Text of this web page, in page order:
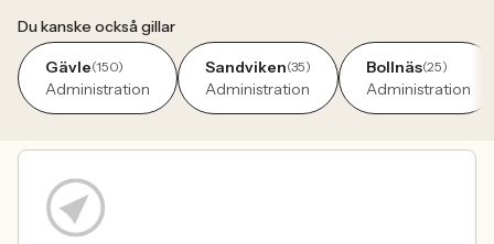
Du kanske också gillar
Gävle(150)
Administration
Sandviken(35)
Administration
Bollnäs(25)
Administration